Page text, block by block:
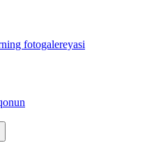
fotogalereyasi